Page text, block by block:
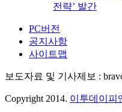
전략’ 발간
PC버전
공지사항
사이트맵
보도자료 및 기사제보 :
Copyright 2014. 이투데이피